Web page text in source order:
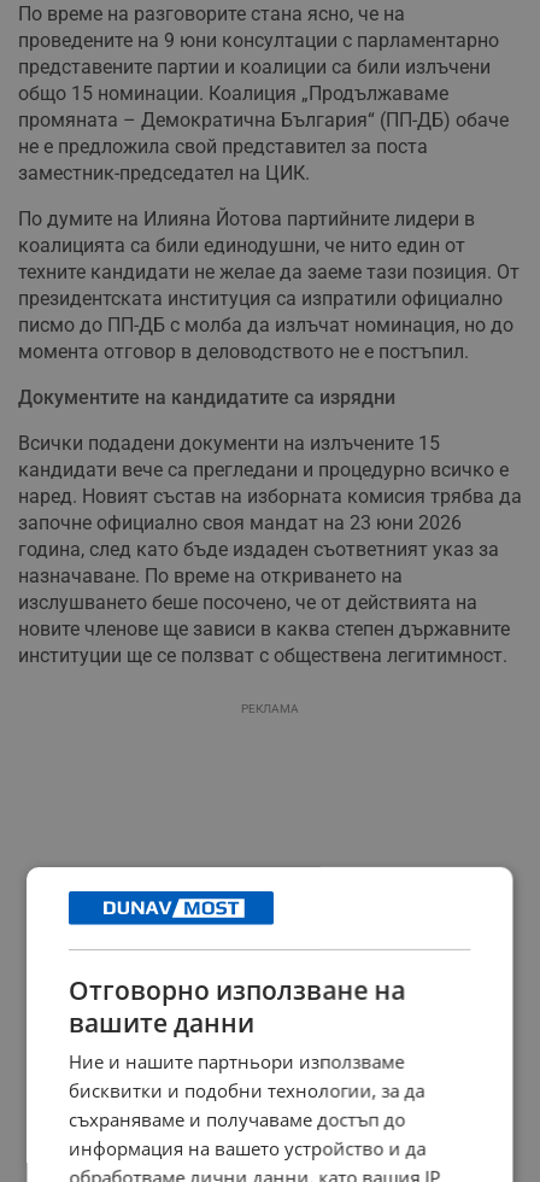
По време на разговорите стана ясно, че на
проведените на 9 юни консултации с парламентарно
представените партии и коалиции са били излъчени
общо 15 номинации. Коалиция „Продължаваме
промяната – Демократична България“ (ПП-ДБ) обаче
не е предложила свой представител за поста
заместник-председател на ЦИК.
По думите на Илияна Йотова партийните лидери в
коалицията са били единодушни, че нито един от
техните кандидати не желае да заеме тази позиция. От
президентската институция са изпратили официално
писмо до ПП-ДБ с молба да излъчат номинация, но до
момента отговор в деловодството не е постъпил.
Документите на кандидатите са изрядни
Всички подадени документи на излъчените 15
кандидати вече са прегледани и процедурно всичко е
наред. Новият състав на изборната комисия трябва да
започне официално своя мандат на 23 юни 2026
година, след като бъде издаден съответният указ за
назначаване. По време на откриването на
изслушването беше посочено, че от действията на
новите членове ще зависи в каква степен държавните
институции ще се ползват с обществена легитимност.
РЕКЛАМА
Отговорно използване на
вашите данни
Ние и нашите партньори използваме
бисквитки и подобни технологии, за да
съхраняваме и получаваме достъп до
информация на вашето устройство и да